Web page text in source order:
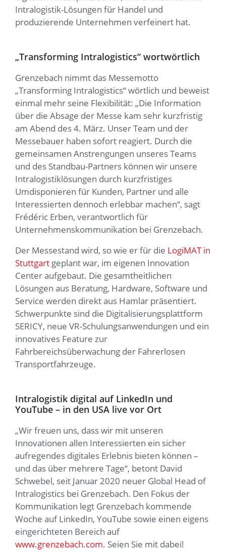
Intralogistik-Lösungen für Handel und
produzierende Unternehmen verfeinert hat.
„Transforming Intralogistics“ wortwörtlich
Grenzebach nimmt das Messemotto
„Transforming Intralogistics“ wörtlich und beweist
einmal mehr seine Flexibilität: „Die Information
über die Absage der Messe kam sehr kurzfristig
am Abend des 4. März. Unser Team und der
Messebauer haben sofort reagiert. Durch die
gemeinsamen Anstrengungen unseres Teams
und des Standbau-Partners können wir unsere
Intralogistiklösungen durch kurzfristiges
Umdisponieren für Kunden, Partner und alle
Interessierten dennoch erlebbar machen“, sagt
Frédéric Erben, verantwortlich für
Unternehmenskommunikation bei Grenzebach.
Der Messestand wird, so wie er für die LogiMAT in
Stuttgart geplant war, im eigenen Innovation
Center aufgebaut. Die gesamtheitlichen
Lösungen aus Beratung, Hardware, Software und
Service werden direkt aus Hamlar präsentiert.
Schwerpunkte sind die Digitalisierungsplattform
SERICY, neue VR-Schulungsanwendungen und ein
innovatives Feature zur
Fahrbereichsüberwachung der Fahrerlosen
Transportfahrzeuge.
Intralogistik digital auf LinkedIn und
YouTube – in den USA live vor Ort
„Wir freuen uns, dass wir mit unseren
Innovationen allen Interessierten ein sicher
aufregendes digitales Erlebnis bieten können –
und das über mehrere Tage“, betont David
Schwebel, seit Januar 2020 neuer Global Head of
Intralogistics bei Grenzebach. Den Fokus der
Kommunikation legt Grenzebach kommende
Woche auf LinkedIn, YouTube sowie einen eigens
eingerichteten Bereich auf
www.grenzebach.com. Seien Sie mit dabei!